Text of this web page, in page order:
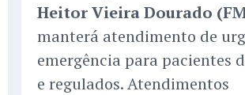
Heitor Vieira Dourado
manterá atendimento de
emergência para pacientes
e regulados. Atendimentos